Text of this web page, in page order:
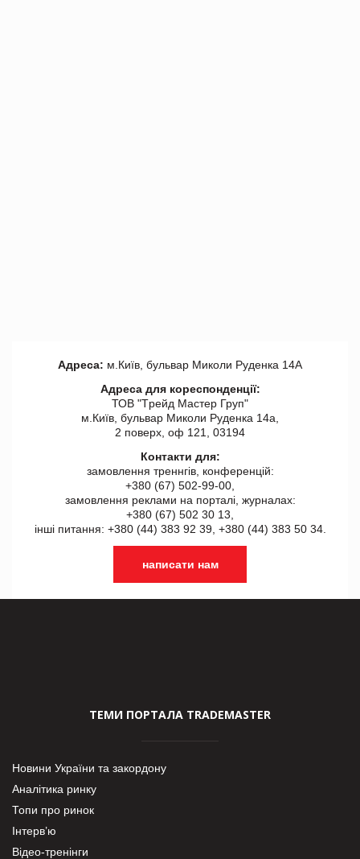
Адреса: м.Київ, бульвар Миколи Руденка 14А
Адреса для кореспонденції:
ТОВ "Tрейд Мастер Груп"
м.Київ, бульвар Миколи Руденка 14а,
2 поверх, оф 121, 03194
Контакти для:
замовлення треннгів, конференцій:
+380 (67) 502-99-00,
замовлення реклами на порталі, журналах:
+380 (67) 502 30 13,
інші питання: +380 (44) 383 92 39, +380 (44) 383 50 34.
написати нам
ТЕМИ ПОРТАЛА TRADEMASTER
Новини України та закордону
Аналітика ринку
Топи про ринок
Інтерв’ю
Відео-тренінги